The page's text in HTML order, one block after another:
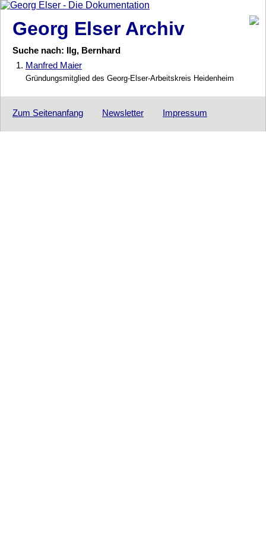
Georg Elser Archiv
Suche nach: Ilg, Bernhard
1. Manfred Maier
Gründungsmitglied des Georg-Elser-Arbeitskreis Heidenheim
Zum Seitenanfang Newsletter Impressum